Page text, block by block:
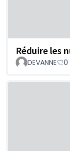
Réduire les
DEVANNE 0